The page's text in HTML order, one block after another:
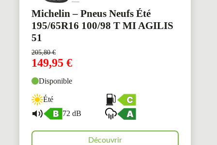
Michelin – Pneus Neufs Été
195/65R16 100/98 T MI AGILIS
51
205,80€
149,95 €
Disponible
Été
72 dB
Découvrir